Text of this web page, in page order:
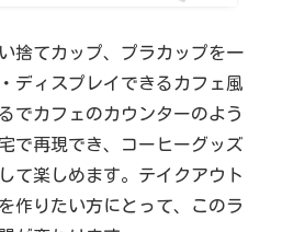
捨てカップ、プラカップを一
ディスプレイできるカフェ風
でカフェのカウンターのよう
で再現でき、コーヒーグッズ
て楽しめます。テイクアウト
作りたい方にとって、このラ